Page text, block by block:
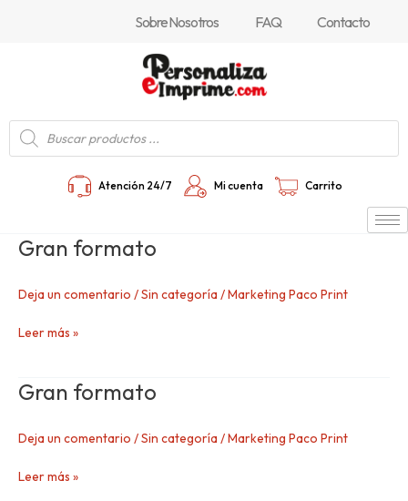
Sobre Nosotros FAQ Contacto
Búsqueda
de
productos
Atención 24/7 Mi cuenta Carrito
Gran formato
Deja un comentario /Sin categoría /Marketing Paco Print
Gran
Leer más »
Gran formato
Deja un comentario /Sin categoría /Marketing Paco Print
Gran
Leer más »